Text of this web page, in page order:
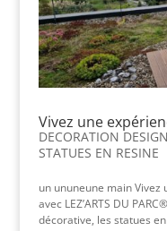
Vivez une
DECORATION DESIGN
STATUES EN RESINE
un ununeune main
avec LEZ’ARTS DU
décorative, les statues